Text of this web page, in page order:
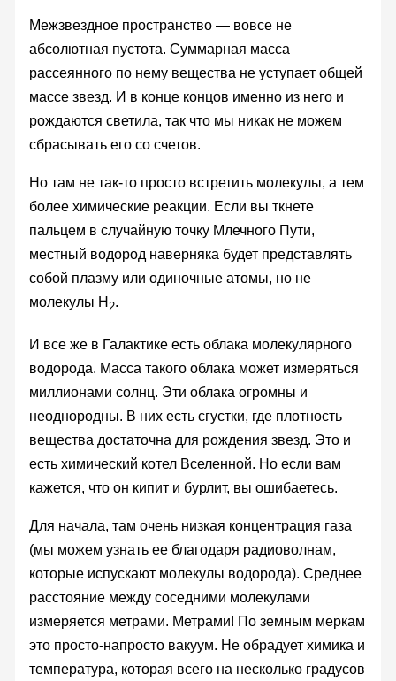
Межзвездное пространство — вовсе не
абсолютная пустота. Суммарная масса
рассеянного по нему вещества не уступает общей
массе звезд. И в конце концов именно из него и
рождаются светила, так что мы никак не можем
сбрасывать его со счетов.
Но там не так-то просто встретить молекулы, а тем
более химические реакции. Если вы ткнете
пальцем в случайную точку Млечного Пути,
местный водород наверняка будет представлять
собой плазму или одиночные атомы, но не
молекулы H 2.
И все же в Галактике есть облака молекулярного
водорода. Масса такого облака может измеряться
миллионами солнц. Эти облака огромны и
неоднородны. В них есть сгустки, где плотность
вещества достаточна для рождения звезд. Это и
есть химический котел Вселенной. Но если вам
кажется, что он кипит и бурлит, вы ошибаетесь.
Для начала, там очень низкая концентрация газа
(мы можем узнать ее благодаря радиоволнам,
которые испускают молекулы водорода). Среднее
расстояние между соседними молекулами
измеряется метрами. Метрами! По земным меркам
это просто-напросто вакуум. Не обрадует химика и
температура, которая всего на несколько градусов